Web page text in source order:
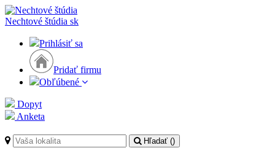
Nechtové štúdia sk
Prihlásiť sa
Pridať firmu
Obľúbené
Dopyt
Anketa
Hľadať ()